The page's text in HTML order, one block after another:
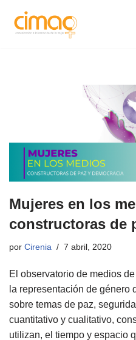
Saltar
Mujeres en los
constructoras de
por Cirenia 7 abril, 2020
El observatorio de medios
la representación de género
sobre temas de paz,
cuantitativo y cualitativo,
utilizan, el tiempo y espacio